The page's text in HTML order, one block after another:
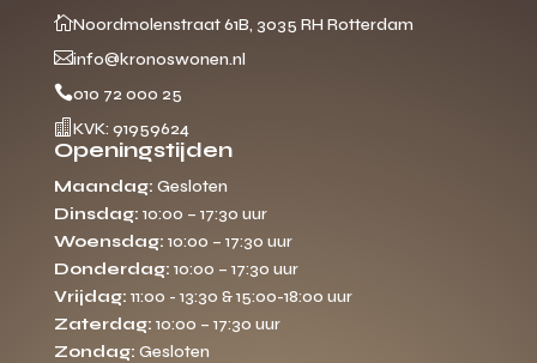
Noordmolenstraat 61B, 3035 RH Rotterdam
info@kronoswonen.nl
010 72 000 25
 KVK: 91959624
Openingstijden
Maandag: Gesloten
Dinsdag: 10:00 – 17:30 uur
Woensdag: 10:00 – 17:30 uur
Donderdag: 10:00 – 17:30 uur
Vrijdag: 11:00 - 13:30 & 15:00-18:00 uur
Zaterdag: 10:00 – 17:30 uur
Zondag: Gesloten